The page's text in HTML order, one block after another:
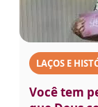
LAÇOS E
Você tem